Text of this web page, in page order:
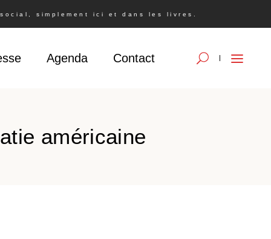
simplement ici et dans les livres.
Agenda Contact
américaine